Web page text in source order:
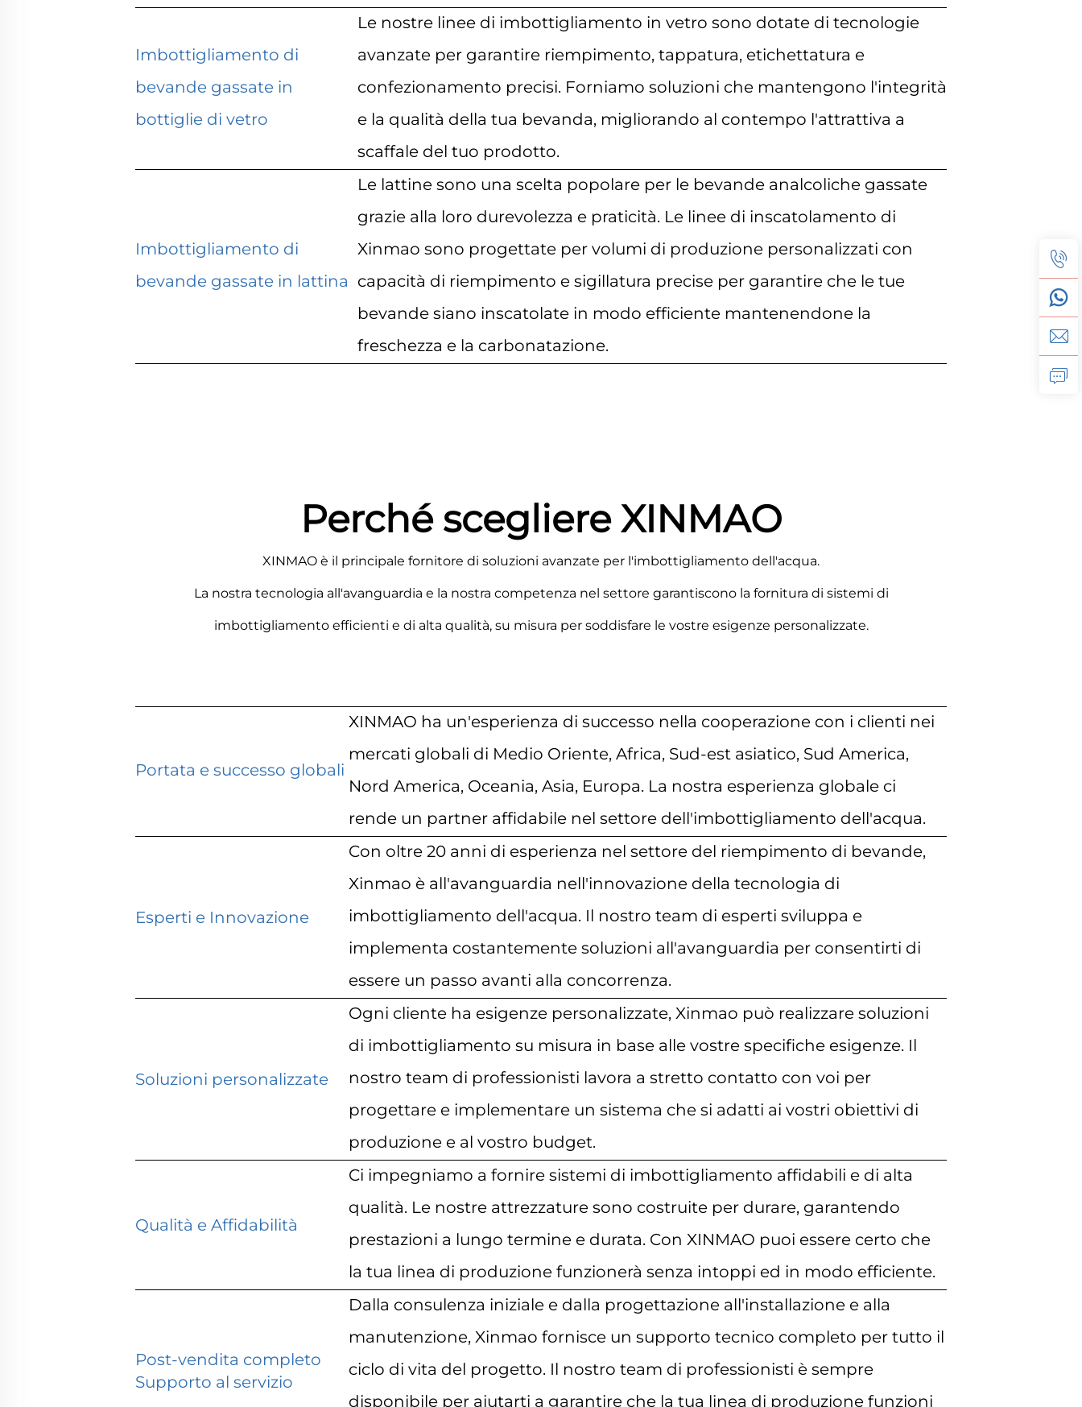
Imbottigliamento di
bevande gassate in
bottiglie di vetro
Le nostre linee di imbottigliamento in vetro sono dotate di tecnologie
avanzate per garantire riempimento, tappatura, etichettatura e
confezionamento precisi. Forniamo soluzioni che mantengono l'integrità
e la qualità della tua bevanda, migliorando al contempo l'attrattiva a
scaffale del tuo prodotto.
Imbottigliamento di
bevande gassate in lattina
Le lattine sono una scelta popolare per le bevande analcoliche gassate
grazie alla loro durevolezza e praticità. Le linee di inscatolamento di
Xinmao sono progettate per volumi di produzione personalizzati con
capacità di riempimento e sigillatura precise per garantire che le tue
bevande siano inscatolate in modo efficiente mantenendone la
freschezza e la carbonatazione.
Perché scegliere XINMAO
XINMAO è il principale fornitore di soluzioni avanzate per l'imbottigliamento dell'acqua.
La nostra tecnologia all'avanguardia e la nostra competenza nel settore garantiscono la fornitura di sistemi di
imbottigliamento efficienti e di alta qualità, su misura per soddisfare le vostre esigenze personalizzate.
Portata e successo globali
XINMAO ha un'esperienza di successo nella cooperazione con i clienti nei
mercati globali di Medio Oriente, Africa, Sud-est asiatico, Sud America,
Nord America, Oceania, Asia, Europa. La nostra esperienza globale ci
rende un partner affidabile nel settore dell'imbottigliamento dell'acqua.
Esperti e Innovazione
Con oltre 20 anni di esperienza nel settore del riempimento di bevande,
Xinmao è all'avanguardia nell'innovazione della tecnologia di
imbottigliamento dell'acqua. Il nostro team di esperti sviluppa e
implementa costantemente soluzioni all'avanguardia per consentirti di
essere un passo avanti alla concorrenza.
Soluzioni personalizzate
Ogni cliente ha esigenze personalizzate, Xinmao può realizzare soluzioni
di imbottigliamento su misura in base alle vostre specifiche esigenze. Il
nostro team di professionisti lavora a stretto contatto con voi per
progettare e implementare un sistema che si adatti ai vostri obiettivi di
produzione e al vostro budget.
Qualità e Affidabilità
Ci impegniamo a fornire sistemi di imbottigliamento affidabili e di alta
qualità. Le nostre attrezzature sono costruite per durare, garantendo
prestazioni a lungo termine e durata. Con XINMAO puoi essere certo che
la tua linea di produzione funzionerà senza intoppi ed in modo efficiente.
Post-vendita completo
Supporto al servizio
Dalla consulenza iniziale e dalla progettazione all'installazione e alla
manutenzione, Xinmao fornisce un supporto tecnico completo per tutto il
ciclo di vita del progetto. Il nostro team di professionisti è sempre
disponibile per aiutarti a garantire che la tua linea di produzione funzioni